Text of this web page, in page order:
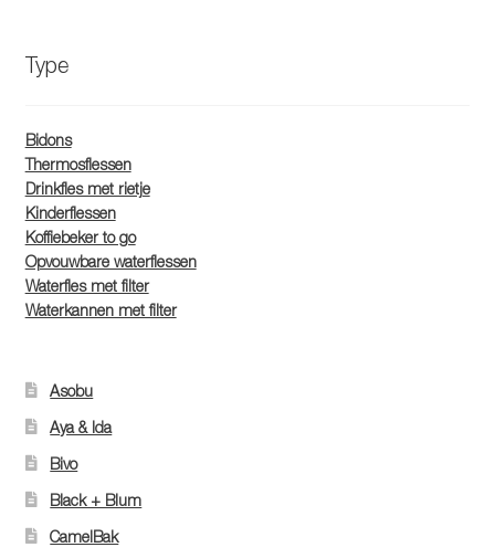
Type
Bidons
Thermosflessen
Drinkfles met rietje
Kinderflessen
Koffiebeker to go
Opvouwbare waterflessen
Waterfles met filter
Waterkannen met filter
Asobu
Aya & Ida
Bivo
Black + Blum
CamelBak